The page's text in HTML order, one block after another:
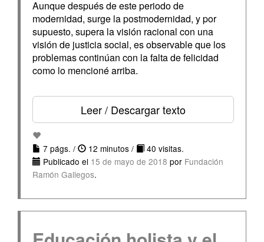
Aunque después de este periodo de
modernidad, surge la postmodernidad, y por
supuesto, supera la visión racional con una
visión de justicia social, es observable que los
problemas continúan con la falta de felicidad
como lo mencioné arriba.
Leer / Descargar texto
7 págs. / 12 minutos /
40 visitas.
Publicado el 15 de mayo de 2018 por Fundación
Ramón Gallegos.